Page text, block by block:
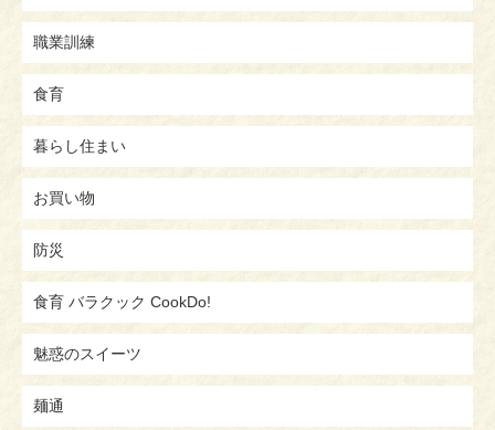
職業訓練
食育
暮らし住まい
お買い物
防災
食育 バラクック CookDo!
魅惑のスイーツ
麺通